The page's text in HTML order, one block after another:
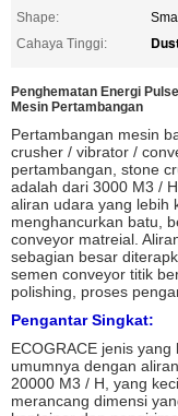
Shape:
Cahaya Tinggi:
Penghematan Energi
Mesin Pertambangan
Pertambangan mesin
crusher / vibrator /
pertambangan, stone
adalah dari 3000 M3 /
aliran udara yang lebih
menghancurkan batu,
conveyor matreial.
sebagian besar
semen conveyor titik
polishing, proses
Pengantar Singkat:
ECOGRACE jenis
umumnya dengan
20000 M3 / H, yang
merancang dimensi